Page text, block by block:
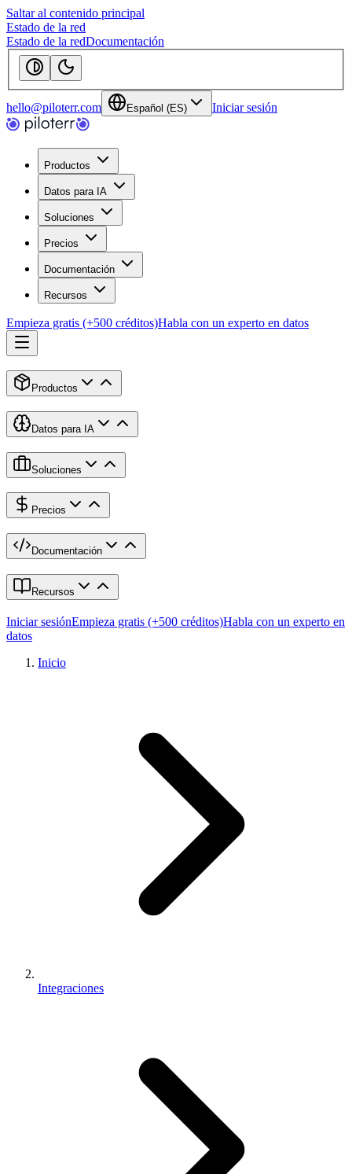
Saltar al contenido principal
Estado de la red
Estado de la redDocumentación
hello@piloterr.com Español (ES) Iniciar sesión
Productos
Datos para IA
Soluciones
Precios
Documentación
Recursos
Empieza gratis (+500 créditos)Habla con un experto en datos
Productos
Datos para IA
Soluciones
Precios
Documentación
Recursos
Iniciar sesiónEmpieza gratis (+500 créditos)Habla con un experto en
datos
Inicio
Integraciones